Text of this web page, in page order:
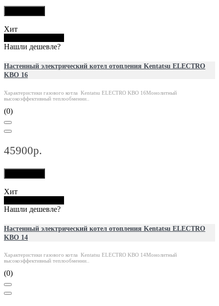
Хит
Нашли дешевле?
Настенный электрический котел отопления Kentatsu ELECTRO
KBO 16
Характеристики газового котла Kentatsu ELECTRO KBO 16Монолитный
высокоэффективный теплообменни..
(0)
45900р.
Хит
Нашли дешевле?
Настенный электрический котел отопления Kentatsu ELECTRO
KBO 14
Характеристики газового котла Kentatsu ELECTRO KBO 14Монолитный
высокоэффективный теплообменни..
(0)